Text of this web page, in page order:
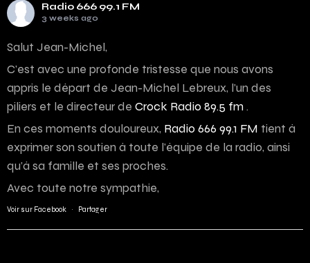
Radio 666 99.1 FM
3 weeks ago
Salut Jean-Michel,
C’est avec une profonde tristesse que nous avons
appris le départ de Jean-Michel Lebreux, l’un des
piliers et le directeur de Crock Radio 89.5 fm.
En ces moments douloureux, Radio 666 99.1 FM tient à
exprimer son soutien à toute l’équipe de la radio, ainsi
qu’à sa famille et ses proches.
Avec toute notre sympathie,
Voir sur Facebook · Partager